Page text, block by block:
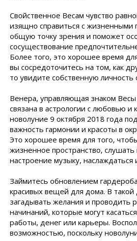
Свойственное Весам чувство
изящно справиться с жизненными
общую точку зрения и поможет
сосуществование
Более того, это хорошее время
вы сосредоточитесь на том, как
то увидите собственную личность
Венера, управляющая знаком
связана в астрологии с любовью и
новолуние 9 октября 2018 года
важность гармонии и красоты в
Это хорошее время для того,
жизненное пространство,
настроение музыку, наслаждаться
Займитесь обновлением
красивых вещей для дома. В
загадывать желания и проводить
начинаний, которые могут
работы, денег или карьеры.
возможностью, поскольку